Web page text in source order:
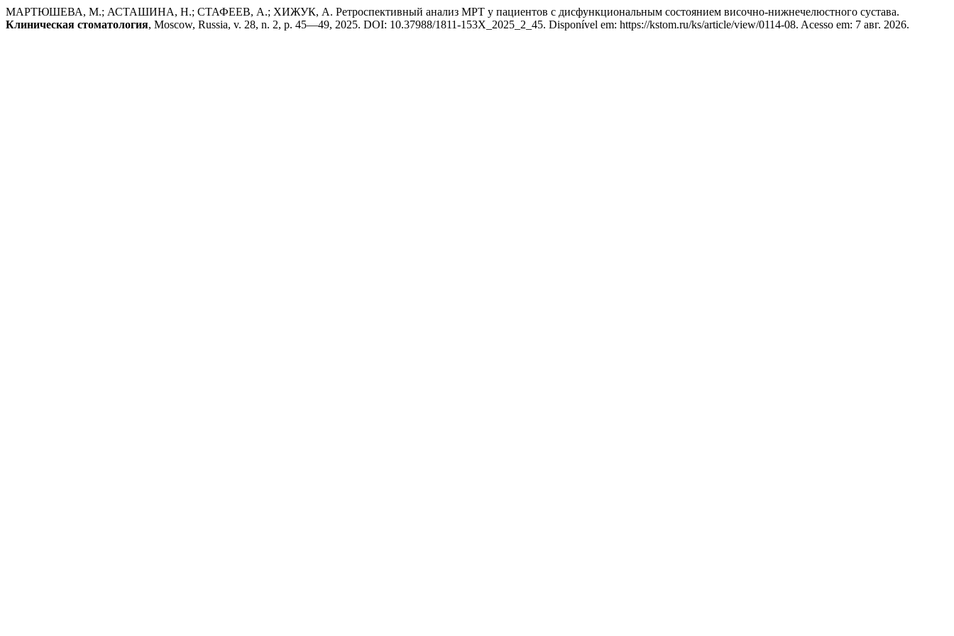
МАРТЮШЕВА, М.; АСТАШИНА, Н.; СТАФЕЕВ, А.; ХИЖУК, А. Ретроспективный анализ МРТ у пациентов с дисфункциональным состоянием височно-нижнечелюстного сустава.
Клиническая стоматология, Moscow, Russia, v. 28, n. 2, p. 45—49, 2025. DOI: 10.37988/1811-153X_2025_2_45. Disponível em: https://kstom.ru/ks/article/view/0114-08. Acesso em: 7 авг. 2026.